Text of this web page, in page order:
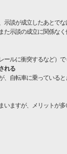
示談が成立したあとで
示談の成立に関係な
ルに衝突するなど）で
れる
、自転車に乗っている
ますが、メリットが